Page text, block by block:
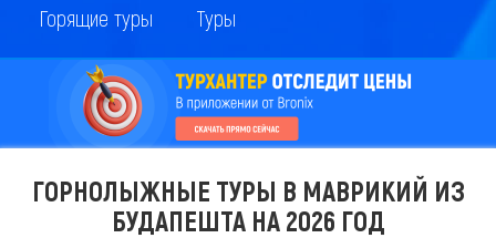
Горящие туры Туры
ГОРНОЛЫЖНЫЕ ТУРЫ В МАВРИКИЙ ИЗ
БУДАПЕШТА НА 2026 ГОД